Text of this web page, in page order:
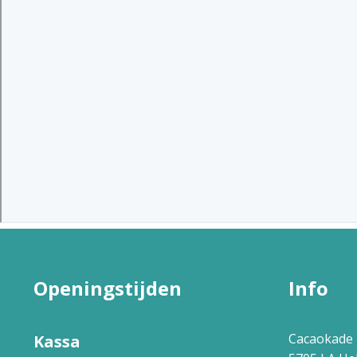
Openingstijden
Kassa
Info
Cacaokade